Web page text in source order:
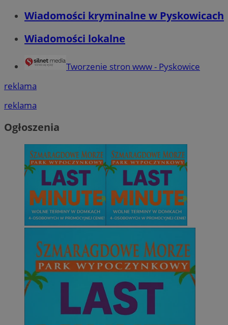
Wiadomości kryminalne w Pyskowicach
Wiadomości lokalne
Tworzenie stron www - Pyskowice
reklama
reklama
Ogłoszenia